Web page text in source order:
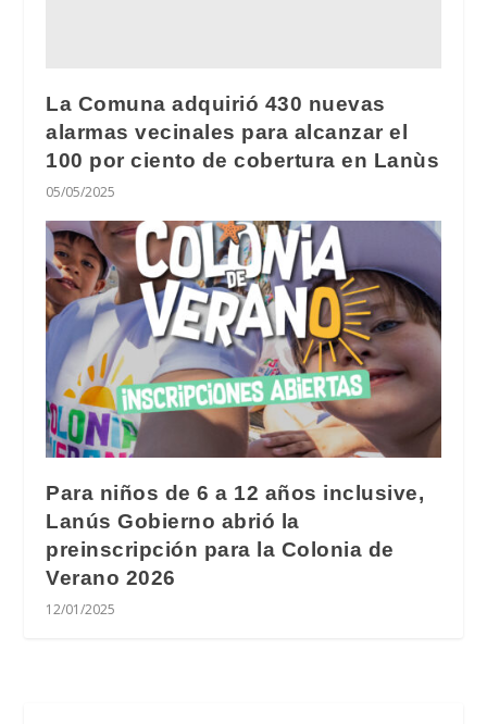
La Comuna adquirió 430 nuevas
alarmas vecinales para alcanzar el
100 por ciento de cobertura en Lanùs
05/05/2025
Para niños de 6 a 12 años inclusive,
Lanús Gobierno abrió la
preinscripción para la Colonia de
Verano 2026
12/01/2025